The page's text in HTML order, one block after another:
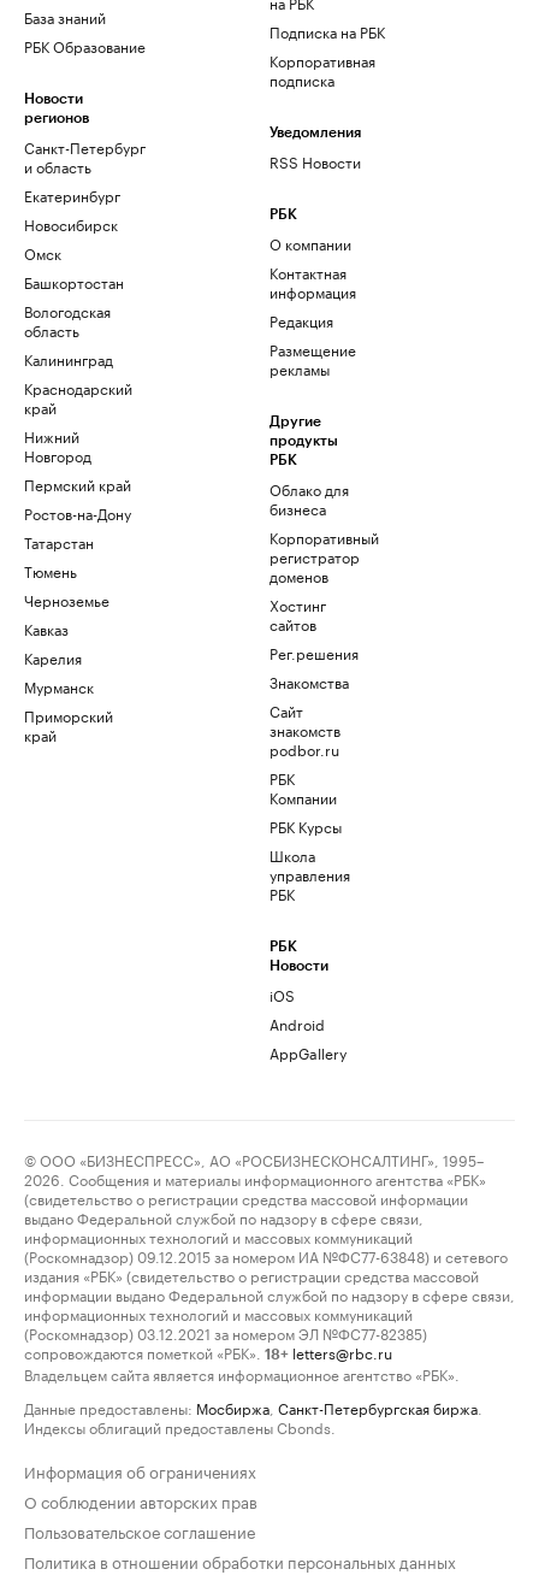
База знаний
РБК Образование
Новости
регионов
Санкт-Петербург
и область
Екатеринбург
Новосибирск
Омск
Башкортостан
Вологодская
область
Калининград
Краснодарский
край
Нижний
Новгород
Пермский край
Ростов-на-Дону
Татарстан
Тюмень
Черноземье
Кавказ
Карелия
Мурманск
Приморский
край
Подписка на РБК
Корпоративная
подписка
Уведомления
RSS Новости
РБК
О компании
Контактная
информация
Редакция
Размещение
рекламы
Другие
продукты
РБК
Облако для
бизнеса
Корпоративный
регистратор
доменов
Хостинг
сайтов
Рег.решения
Знакомства
Сайт
знакомств
podbor.ru
РБК
Компании
РБК Курсы
Школа
управления
РБК
РБК
Новости
iOS
Android
AppGallery
© ООО «БИЗНЕСПРЕСС», АО «РОСБИЗНЕСКОНСАЛТИНГ», 1995–
2026. Сообщения и материалы информационного агентства «РБК»
(свидетельство о регистрации средства массовой информации
выдано Федеральной службой по надзору в сфере связи,
информационных технологий и массовых коммуникаций
(Роскомнадзор) 09.12.2015 за номером ИА №ФС77-63848) и сетевого
издания «РБК» (свидетельство о регистрации средства массовой
информации выдано Федеральной службой по надзору в сфере связи,
информационных технологий и массовых коммуникаций
(Роскомнадзор) 03.12.2021 за номером ЭЛ №ФС77-82385)
сопровождаются пометкой «РБК».
18+ letters@rbc.ru
Владельцем сайта является информационное агентство «РБК».
Данные предоставлены: Мосбиржа Санкт-Петербургская биржа
Индексы облигаций предоставлены Cbonds.
Информация об ограничениях
О соблюдении авторских прав
Пользовательское соглашение
Политика в отношении обработки персональных данных